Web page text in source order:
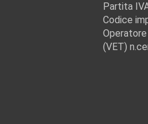
Partita
Codice
(VET)